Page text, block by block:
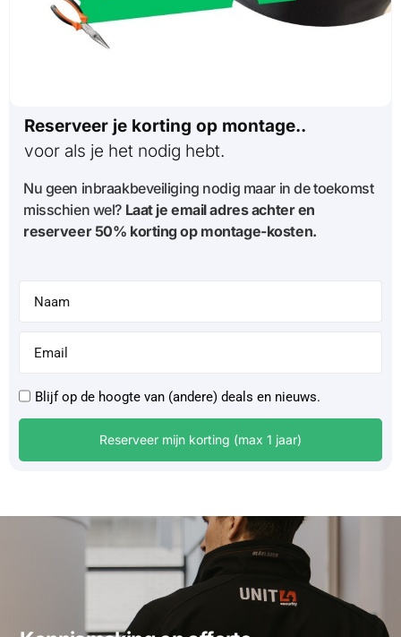
Reserveer je korting op montage..
voor als je het nodig hebt.
Nu geen inbraakbeveiliging nodig maar in de toekomst
misschien wel?Laat je email adres achter en
reserveer 50% korting op montage-kosten.
Blijf op de hoogte van (andere) deals en nieuws.
Reserveer mijn korting (max 1 jaar)